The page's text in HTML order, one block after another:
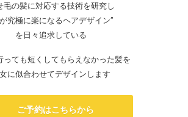
毛の髪に対応する技術を研究し
究極に楽になるヘアデザイン”
を日々追求している
っても短くしてもらえなかった髪を
に似合わせてデザインします
予約はこちらから